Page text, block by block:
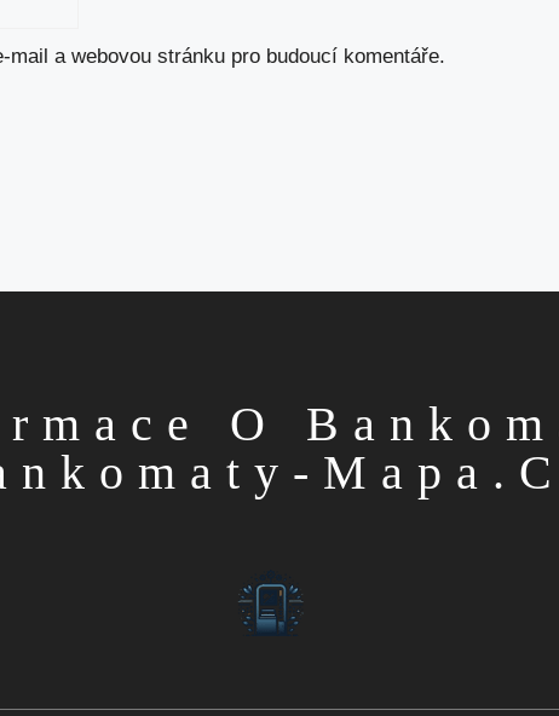
a webovou stránku pro budoucí komentáře.
O